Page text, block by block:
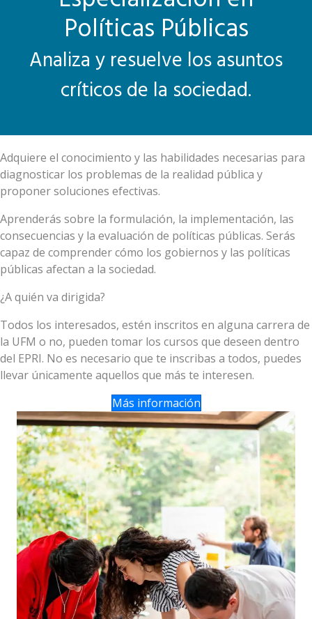
Políticas Públicas
Analiza y resuelve los asuntos
críticos de la sociedad.
Adquiere el conocimiento y las habilidades necesarias para
diagnosticar los problemas de la realidad pública y
proponer soluciones efectivas.
Aprenderás sobre la formulación, la implementación, las
consecuencias y la evaluación de políticas públicas. Serás
capaz de comprender cómo los gobiernos y las políticas
públicas afectan a la sociedad.
¿A quién va dirigida?
Todos los interesados, estén inscritos en alguna carrera de
la UFM o no, pueden tomar los cursos que deseen dentro
del EPRI. No es necesario que te inscribas a todos, puedes
llevar únicamente aquellos que más te interesen.
Más información